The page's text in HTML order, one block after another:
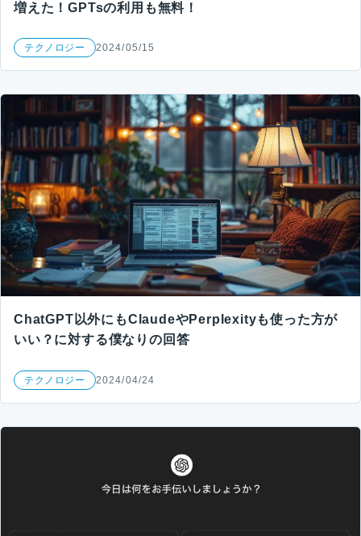
増えた！GPTsの利用も無料！
テクノロジー 2024/05/15
ChatGPT以外にもClaudeやPerplexityも使った方が
いい？に対する僕なりの回答
テクノロジー 2024/04/24